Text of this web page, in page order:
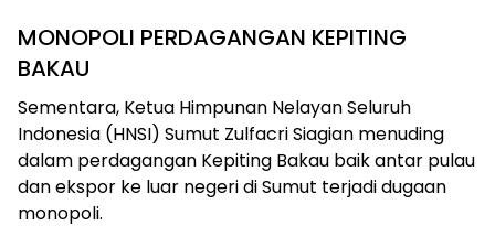
MONOPOLI PERDAGANGAN KEPITING
BAKAU
Sementara, Ketua Himpunan Nelayan Seluruh
Indonesia (HNSI) Sumut Zulfacri Siagian menuding
dalam perdagangan Kepiting Bakau baik antar pulau
dan ekspor ke luar negeri di Sumut terjadi dugaan
monopoli.